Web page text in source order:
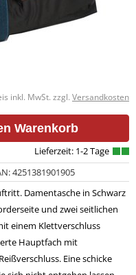
inkl. MwSt. zzgl. Versandkosten
Warenkorb
4251381901905
Damentasche in Schwarz
und zwei seitlichen
einem Klettverschluss
Hauptfach mit
Eine schicke